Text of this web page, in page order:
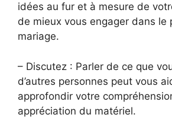
idées au fur et à mesure de
de mieux vous engager dans le
mariage.
– Discutez : Parler de ce que
d’autres personnes peut vous
approfondir votre
appréciation du matériel.